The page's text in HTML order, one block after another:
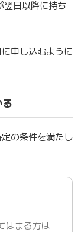
日以降に持ち
申し込むように
の条件を満たし
はまる方は